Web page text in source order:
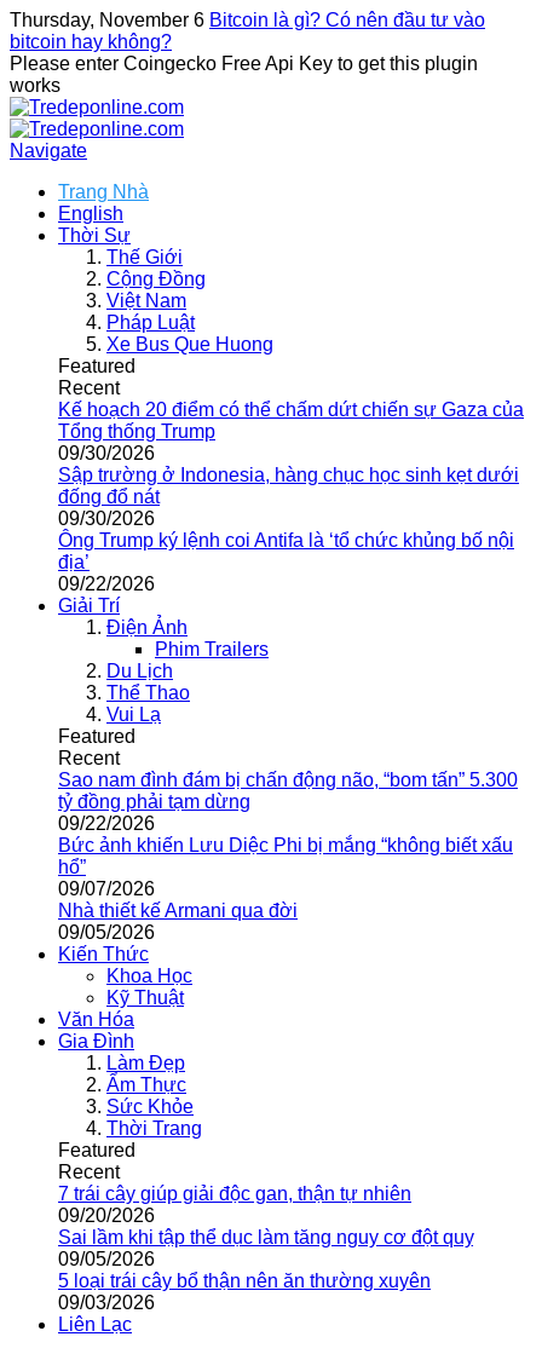
Thursday, November 6 Bitcoin là gì? Có nên đầu tư vào
bitcoin hay không?
Please enter Coingecko Free Api Key to get this plugin
works
Navigate
Trang Nhà
English
Thời Sự
Thế Giới
Cộng Đồng
Việt Nam
Pháp Luật
Xe Bus Que Huong
Featured
Recent
Kế hoạch 20 điểm có thể chấm dứt chiến sự Gaza của
Tổng thống Trump
09/30/2026
Sập trường ở Indonesia, hàng chục học sinh kẹt dưới
đống đổ nát
09/30/2026
Ông Trump ký lệnh coi Antifa là ‘tổ chức khủng bố nội
địa’
09/22/2026
Giải Trí
Điện Ảnh
Phim Trailers
Du Lịch
Thể Thao
Vui Lạ
Featured
Recent
Sao nam đình đám bị chấn động não, “bom tấn” 5.300
tỷ đồng phải tạm dừng
09/22/2026
Bức ảnh khiến Lưu Diệc Phi bị mắng “không biết xấu
hổ”
09/07/2026
Nhà thiết kế Armani qua đời
09/05/2026
Kiến Thức
Khoa Học
Kỹ Thuật
Văn Hóa
Gia Đình
Làm Đẹp
Ẩm Thực
Sức Khỏe
Thời Trang
Featured
Recent
7 trái cây giúp giải độc gan, thận tự nhiên
09/20/2026
Sai lầm khi tập thể dục làm tăng nguy cơ đột quỵ
09/05/2026
5 loại trái cây bổ thận nên ăn thường xuyên
09/03/2026
Liên Lạc